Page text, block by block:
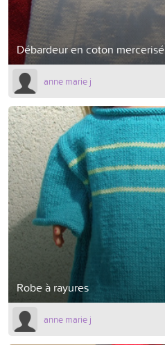
Débardeur en coton mercerisé
anne marie j
Robe à rayures
anne marie j